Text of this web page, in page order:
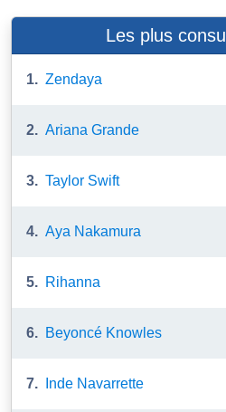
Les plus
1. Zendaya
2. Ariana Grande
3. Taylor Swift
4. Aya Nakamura
5. Rihanna
6. Beyoncé Knowles
7. Inde Navarrette